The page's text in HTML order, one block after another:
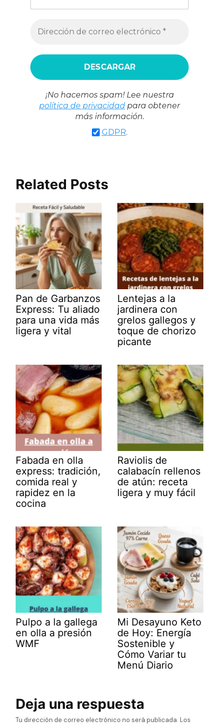
¡No hacemos spam! Lee nuestra
política de privacidad para obtener
más información.
GDPR.
Related Posts
Pan de Garbanzos
Express: Tu aliado
para una vida más
ligera y vital
Lentejas a la
jardinera con
grelos gallegos y
toque de chorizo
picante
Fabada en olla
express: tradición,
comida real y
rapidez en la
cocina
Raviolis de
calabacín rellenos
de atún: receta
ligera y muy fácil
Pulpo a la gallega
en olla a presión
WMF
Mi Desayuno Keto
de Hoy: Energía
Sostenible y
Cómo Variar tu
Menú Diario
Deja una respuesta
Tu dirección de correo electrónico no será publicada. Los